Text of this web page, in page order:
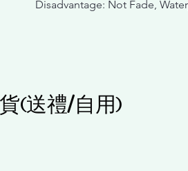
Disadvantage: Not Fade,
(送禮/自用)